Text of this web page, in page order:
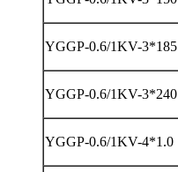
YGGP-0.6/1KV-3*185
YGGP-0.6/1KV-3*240
YGGP-0.6/1KV-4*1.0